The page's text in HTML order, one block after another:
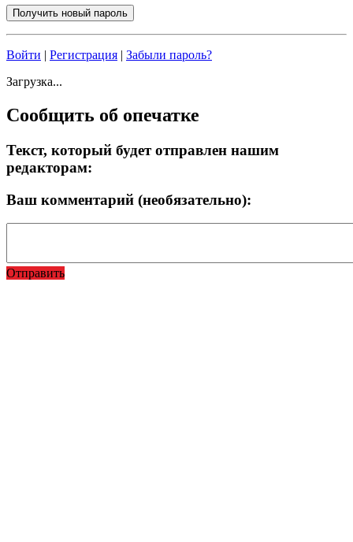
Войти | Регистрация | Забыли пароль?
Загрузка...
Сообщить об опечатке
Текст, который будет отправлен нашим
редакторам:
Ваш комментарий (необязательно):
Отправить